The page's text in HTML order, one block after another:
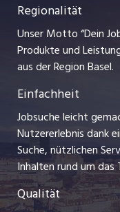
Lehrstellen
Ferienjobs
Management / Kader-
Arbeitgeber
Jobline
Impressum
Stellenmeldepflicht
Bewerber-Cockpit
myjob.ch
jobzüri.ch
ajourjob.ch
bzbasel.ch
CH Media
Regionalität
Unser Motto “Dein
Produkte und
aus der Region Basel.
Einfachheit
Jobsuche leicht
Nutzererlebnis dank
Suche, nützlichen
Inhalten rund um das
Qualität